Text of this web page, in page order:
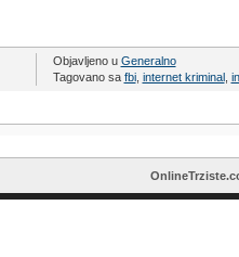
Objavljeno u Generalno
Tagovano sa fbi, internet kriminal,